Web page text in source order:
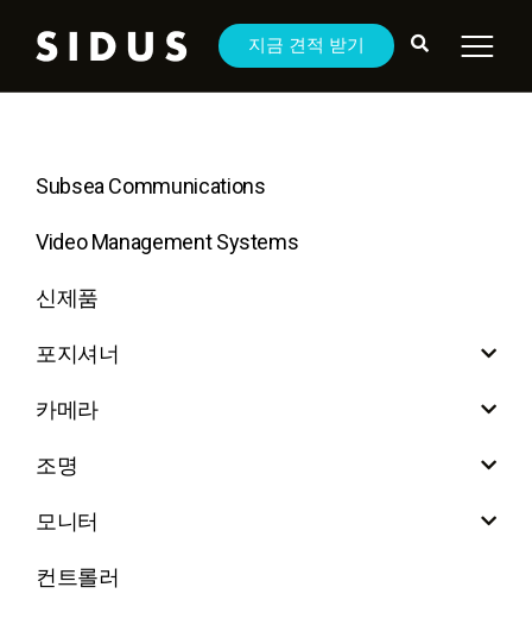
지금 견적 받기
Subsea Communications
Video Management Systems
신제품
포지셔너
카메라
조명
모니터
컨트롤러